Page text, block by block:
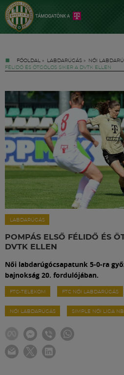
FŐOLDAL » LABDARÚGÁS » NŐI
FÉLIDŐ ÉS ÖTGÓLOS SIKER A DVTK ELLEN
LABDARÚGÁS
POMPÁS ELSŐ FÉLIDŐ ÉS
DVTK ELLEN
Női labdarúgócsapatunk 5-0-ra
bajnokság 20. fordulójában.
FTC-TELEKOM FTC NŐI LABDARÚGÁS
NŐI LABDARÚGÁS SIMPLE NŐI LIGA NB I
Jegyek
FM YouTube +
Hírek
Labdarúgás
Meccscenter
Klub
Szolgáltatások